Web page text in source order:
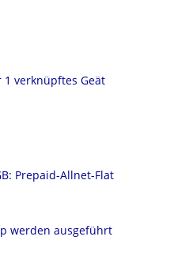
verknüpftes Geät
Prepaid-Allnet-Flat
werden ausgeführt